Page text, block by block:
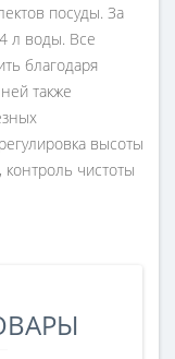
посуды. За
л воды. Все
благодаря
также
высоты
чистоты